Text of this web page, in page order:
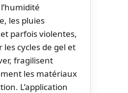
les pluies
parfois violentes,
les cycles de gel et
fragilisent
les matériaux
L’application